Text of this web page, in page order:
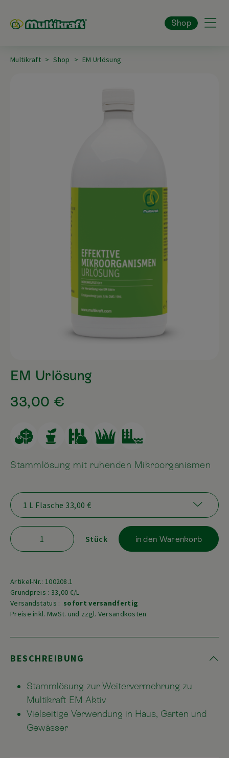
Shop
Multikraft Shop EM Urlösung
EM Urlösung
Stammlösung mit ruhenden Mikroorganismen
33,00 €
Stück in den Warenkorb
Artikel-Nr.: 100208.1
Grundpreis : 33,00 €/L
Versandstatus : sofort versandfertig
Preise inkl. MwSt. und zzgl. Versandkosten
BESCHREIBUNG
Stammlösung zur Weitervermehrung zu
Multikraft EM Aktiv
Vielseitige Verwendung in Haus, Garten und
Gewässer